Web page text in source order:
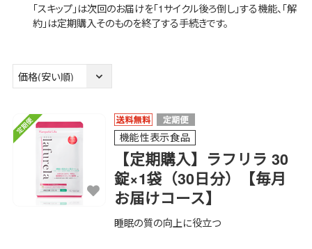
「スキップ」は次回のお届けを「1サイクル後ろ倒し」する機能、「解
約」は定期購入そのものを終了する手続きです。
機能性表示食品
【定期購入】ラフリラ 30
錠×1袋（30日分）【毎月
お届けコース】
睡眠の質の向上に役立つ